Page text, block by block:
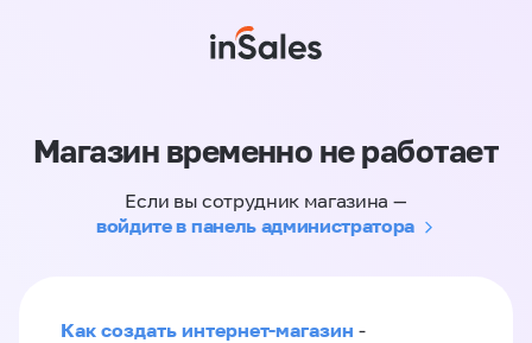
Магазин временно не работает
Если вы сотрудник магазина —
войдите в панель администратора
Как создать интернет-магазин -